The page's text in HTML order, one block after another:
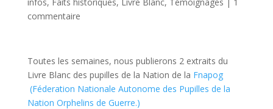
commentaire
Toutes les semaines, nous publierons 2 extraits du
Livre Blanc des pupilles de la Nation de la Fnapog
(Féderation Nationale Autonome des Pupilles de la
Nation Orphelins de Guerre.)